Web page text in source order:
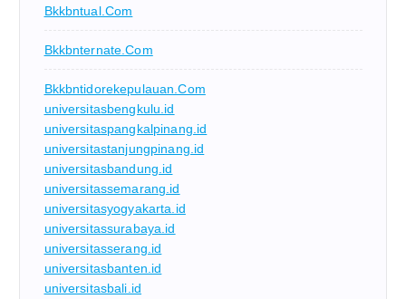
Bkkbntual.com
Bkkbnternate.com
Bkkbntidorekepulauan.com
universitasbengkulu.id
universitaspangkalpinang.id
universitastanjungpinang.id
universitasbandung.id
universitassemarang.id
universitasyogyakarta.id
universitassurabaya.id
universitasserang.id
universitasbanten.id
universitasbali.id